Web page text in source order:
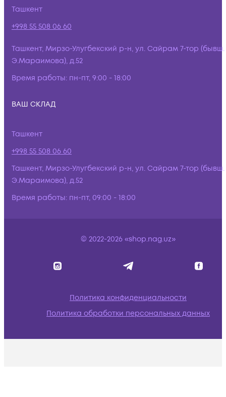
Ташкент
+998 55 508 06 60
Ташкент, Мирзо-Улугбекский р-н, ул. Сайрам 7-тор (бывш.
Э.Мараимова), д.52
Время работы: пн-пт, 9:00 - 18:00
ВАШ СКЛАД
Ташкент
+998 55 508 06 60
Ташкент, Мирзо-Улугбекский р-н, ул. Сайрам 7-тор (бывш.
Э.Мараимова), д.52
Время работы: пн-пт, 09:00 - 18:00
© 2022-2026 «shop.nag.uz»
Политика конфиденциальности
Политика обработки персональных данных